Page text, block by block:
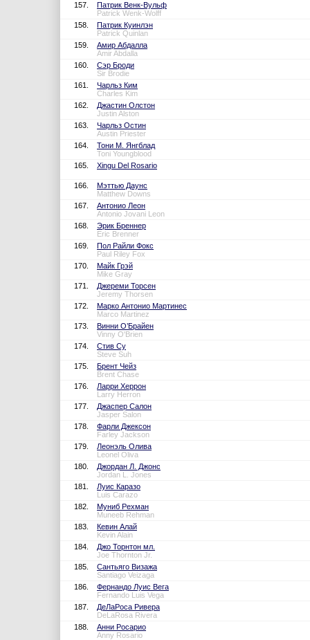
157.
Патрик Венк-Вульф
Patrick Wenk-Wolff
158.
Патрик Куинлэн
Patrick Quinlan
159.
Амир Абдалла
Amir Abdalla
160.
Сэр Броди
Sir Brodie
161.
Чарльз Ким
Charles Kim
162.
Джастин Олстон
Justin Alston
163.
Чарльз Остин
Austin Priester
164.
Тони М. Янгблад
Toni Youngblood
165.
Xingu Del Rosario
166.
Мэттью Даунс
Matthew Downs
167.
Антонио Леон
Antonio Jovani Leon
168.
Эрик Бреннер
Eric Brenner
169.
Пол Райли Фокс
Paul Riley Fox
170.
Майк Грэй
Mike Gray
171.
Джереми Торсен
Jeremy Thorsen
172.
Марко Антонио Мартинес
Marco Martinez
173.
Винни О’Брайен
Vinny O'Brien
174.
Стив Су
Steve Suh
175.
Брент Чейз
Brent Chase
176.
Ларри Херрон
Larry Herron
177.
Джаспер Салон
Jasper Salon
178.
Фарли Джексон
Farley Jackson
179.
Леонэль Олива
Leonel Oliva
180.
Джордан Л. Джонс
Jordan L. Jones
181.
Луис Каразо
Luis Carazo
182.
Муниб Рехман
Muneeb Rehman
183.
Кевин Алай
Kevin Alain
184.
Джо Торнтон мл.
Joe Thornton Jr.
185.
Сантьяго Визажа
Santiago Veizaga
186.
Фернандо Луис Вега
Fernando Luis Vega
187.
ДеЛаРоса Ривера
DeLaRosa Rivera
188.
Анни Росарио
Anny Rosario